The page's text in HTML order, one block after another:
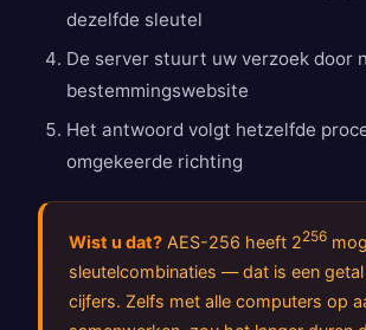
dezelfde sleutel
De server stuurt uw verzoek door
bestemmingswebsite
Het antwoord volgt hetzelfde
omgekeerde richting
Wist u dat? AES-256 heeft 2256
sleutelcombinaties — dat is een
cijfers. Zelfs met alle computers op